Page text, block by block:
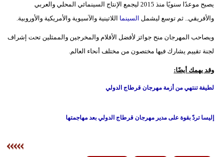
يصبح موعدًا سنويًا منذ 2015 ليجمع الإنتاج السينمائي المحلي والعربي
والأفريقي.. ثم توسع ليشمل السينما اللاتينية والآسيوية والأمريكية والأوروبية.
ويصاحب المهرجان منح جوائز لأفضل الأفلام والمخرجين والممثلين تحت إشراف
لجنة تقييم يشارك فيها مختصون من مختلف أنحاء العالم.
وقد يهمك أيضًا:
لطيفة تنتهي من أزمة مهرجان قرطاج الدولي
إليسا تردّ بقوة على مدير مهرجان قرطاج الدولي بعد مهاجمتها